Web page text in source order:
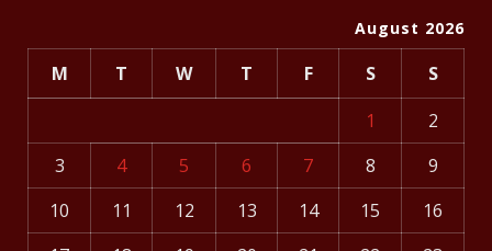
August 2026
M T W T F S
S
1
2
3
4 5 6 7 8
9
10
11 12 13 14 15
16